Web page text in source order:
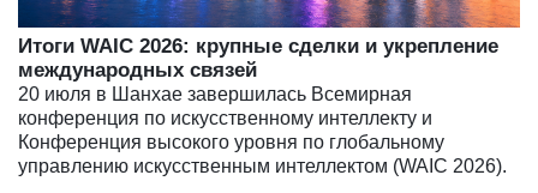
Итоги WAIC 2026: крупные сделки и укрепление
международных связей
20 июля в Шанхае завершилась Всемирная
конференция по искусственному интеллекту и
Конференция высокого уровня по глобальному
управлению искусственным интеллектом (WAIC 2026).